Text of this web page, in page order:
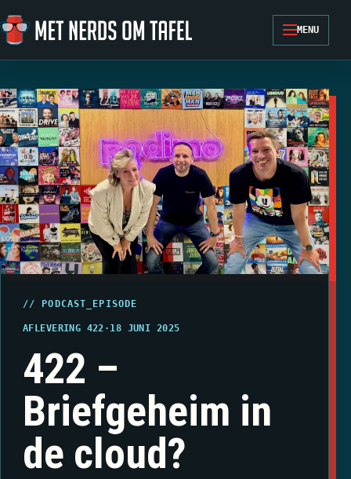
Ga naar de inhoud
MENU
// PODCAST_EPISODE
AFLEVERING 422 · 18 JUNI 2025
422 –
Briefgeheim in
de cloud?